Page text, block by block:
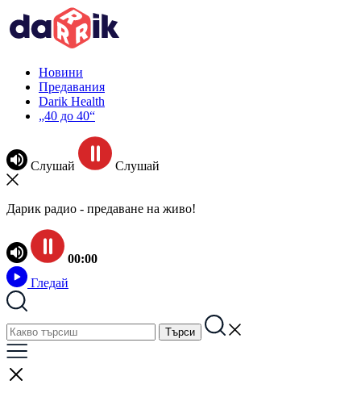
Новини
Предавания
Darik Health
„40 до 40“
Слушай Слушай
Дарик радио - предаване на живо!
00:00
Гледай